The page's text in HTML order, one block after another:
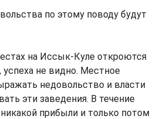
по этому поводу будут
на Иссык-Куле откроются
успеха не видно. Местное
недовольство и власти
эти заведения. В течение
прибыли и только потом